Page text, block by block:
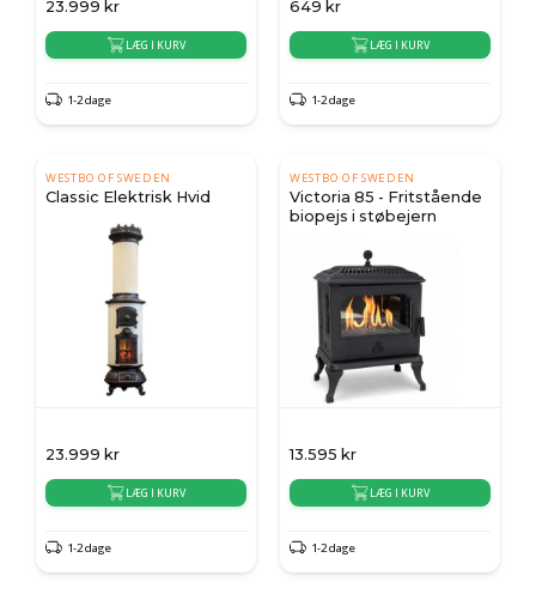
23.999 kr
LÆG I KURV
1-2 dage
649 kr
LÆG I KURV
1-2 dage
WESTBO OF SWEDEN
Classic Elektrisk Hvid
23.999 kr
LÆG I KURV
1-2 dage
WESTBO OF SWEDEN
Victoria 85 - Fritstående
biopejs i støbejern
13.595 kr
LÆG I KURV
1-2 dage